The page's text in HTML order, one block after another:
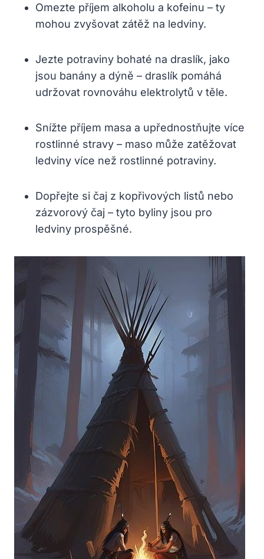
Omezte příjem alkoholu a kofeinu – ty
mohou zvyšovat zátěž na ledviny.
Jezte potraviny bohaté na draslík, jako
jsou banány a dýně – draslík pomáhá
udržovat rovnováhu elektrolytů v těle.
Snížte příjem masa a upřednostňujte více
rostlinné stravy – maso může zatěžovat
ledviny více než rostlinné potraviny.
Dopřejte si čaj z kopřivových listů nebo
zázvorový čaj – tyto byliny jsou pro
ledviny prospěšné.